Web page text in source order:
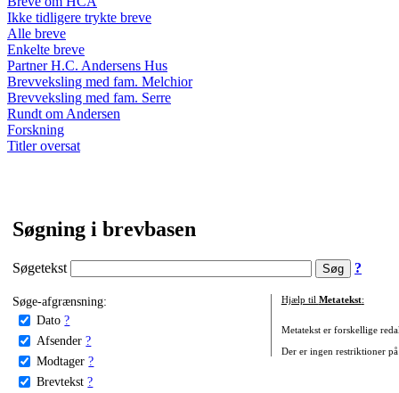
Ikke tidligere trykte breve
Alle breve
Enkelte breve
Partner H.C. Andersens Hus
Brevveksling med fam. Melchior
Brevveksling med fam. Serre
Rundt om Andersen
Forskning
Titler oversat
Søgning i brevbasen
Søgetekst ?
Søge-afgrænsning:
Dato ?
Afsender ?
Modtager ?
Brevtekst ?
Hjælp til Metatekst:
Metatekst er forskellige
Der er ingen restriktioner